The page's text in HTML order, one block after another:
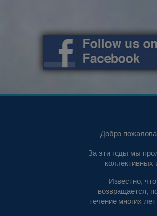
Добро
За эти годы мы
коллективных
Известно,
возвращается,
течение многих